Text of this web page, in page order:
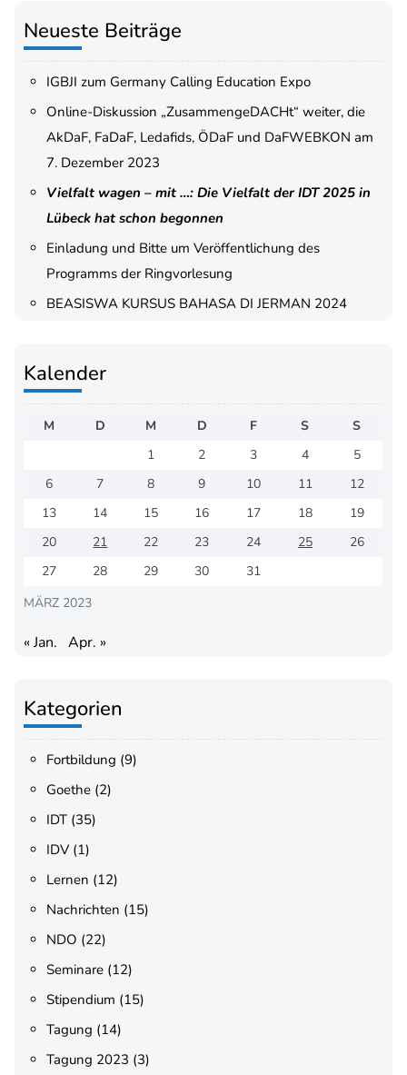
Neueste Beiträge
IGBJI zum Germany Calling Education Expo
Online-Diskussion „ZusammengeDACHt“ weiter, die
AkDaF, FaDaF, Ledafids, ÖDaF und DaFWEBKON am
7. Dezember 2023
Vielfalt wagen – mit …: Die Vielfalt der IDT 2025 in
Lübeck hat schon begonnen
Einladung und Bitte um Veröffentlichung des
Programms der Ringvorlesung
BEASISWA KURSUS BAHASA DI JERMAN 2024
Kalender
MÄRZ 2023
M D M D F S
S
1
2 3 4
5
6
7 8 9 10 11
12
13
14 15 16 17 18
19
20
21 22 23 24 25
26
27
28 29 30 31
« Jan. Apr. »
Kategorien
Fortbildung (9)
Goethe (2)
IDT (35)
IDV (1)
Lernen (12)
Nachrichten (15)
NDO (22)
Seminare (12)
Stipendium (15)
Tagung (14)
Tagung 2023 (3)